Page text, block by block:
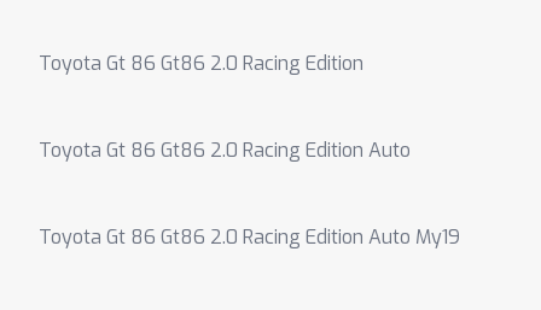
Toyota Gt 86 Gt86 2.0 Racing Edition
Toyota Gt 86 Gt86 2.0 Racing Edition Auto
Toyota Gt 86 Gt86 2.0 Racing Edition Auto My19